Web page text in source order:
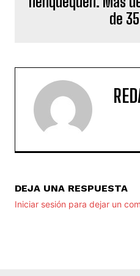
de
DEJA UNA RESPUESTA
Iniciar sesión para dejar un